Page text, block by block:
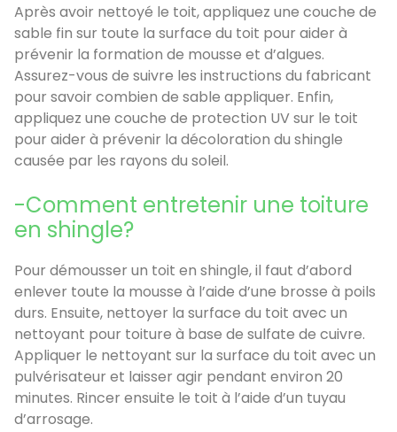
Après avoir nettoyé le toit, appliquez une couche de
sable fin sur toute la surface du toit pour aider à
prévenir la formation de mousse et d’algues.
Assurez-vous de suivre les instructions du fabricant
pour savoir combien de sable appliquer. Enfin,
appliquez une couche de protection UV sur le toit
pour aider à prévenir la décoloration du shingle
causée par les rayons du soleil.
-Comment entretenir une toiture
en shingle?
Pour démousser un toit en shingle, il faut d’abord
enlever toute la mousse à l’aide d’une brosse à poils
durs. Ensuite, nettoyer la surface du toit avec un
nettoyant pour toiture à base de sulfate de cuivre.
Appliquer le nettoyant sur la surface du toit avec un
pulvérisateur et laisser agir pendant environ 20
minutes. Rincer ensuite le toit à l’aide d’un tuyau
d’arrosage.